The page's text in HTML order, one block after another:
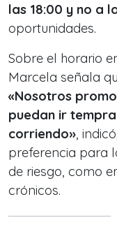
las 18:00 y no a
oportunidades.
Sobre el horario
Marcela señala
«Nosotros
puedan ir
corriendo» ,
preferencia para
de riesgo, como
crónicos.